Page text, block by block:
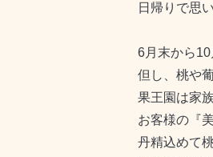
日帰りで思
6月末から10
但し、桃や
果王園は家
お客様の『
丹精込めて